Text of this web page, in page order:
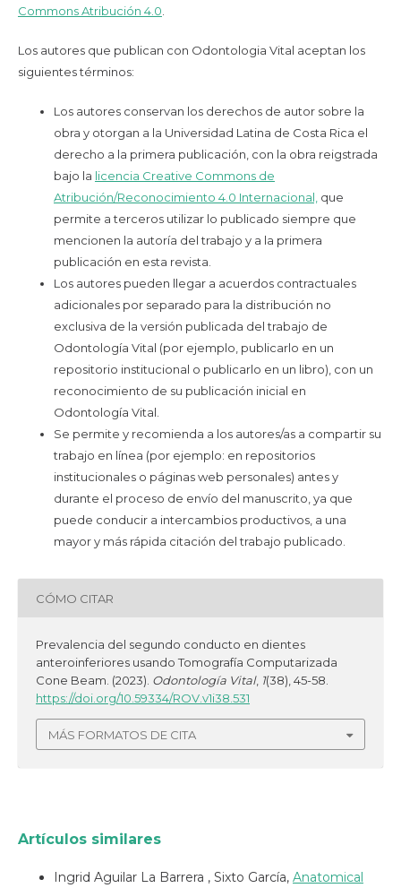
Commons Atribución 4.0.
Los autores que publican con Odontologia Vital aceptan los
siguientes términos:
Los autores conservan los derechos de autor sobre la
obra y otorgan a la Universidad Latina de Costa Rica el
derecho a la primera publicación, con la obra reigstrada
bajo la licencia Creative Commons de
Atribución/Reconocimiento 4.0 Internacional,que
permite a terceros utilizar lo publicado siempre que
mencionen la autoría del trabajo y a la primera
publicación en esta revista.
Los autores pueden llegar a acuerdos contractuales
adicionales por separado para la distribución no
exclusiva de la versión publicada del trabajo de
Odontología Vital (por ejemplo, publicarlo en un
repositorio institucional o publicarlo en un libro), con un
reconocimiento de su publicación inicial en
Odontología Vital.
Se permite y recomienda a los autores/as a compartir su
trabajo en línea (por ejemplo: en repositorios
institucionales o páginas web personales) antes y
durante el proceso de envío del manuscrito, ya que
puede conducir a intercambios productivos, a una
mayor y más rápida citación del trabajo publicado.
CÓMO CITAR
Prevalencia del segundo conducto en dientes
anteroinferiores usando Tomografía Computarizada
Cone Beam. (2023). Odontología Vital, 1(38), 45-58.
https://doi.org/10.59334/ROV.v1i38.531
MÁS FORMATOS DE CITA
Artículos similares
Ingrid Aguilar La Barrera , Sixto García, Anatomical